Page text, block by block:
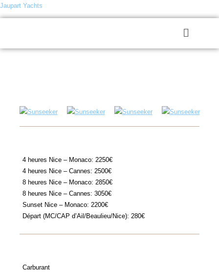
Jaupart Yachts
4 heures Nice – Monaco: 2250€
4 heures Nice – Cannes: 2500€
8 heures Nice – Monaco: 2850€
8 heures Nice – Cannes: 3050€
Sunset Nice – Monaco: 2200€
Départ (MC/CAP d’Ail/Beaulieu/Nice): 280€
Carburant